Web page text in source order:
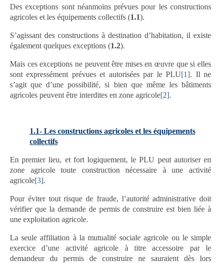
Des exceptions sont néanmoins prévues pour les constructions
agricoles et les équipements collectifs (1.1).
S’agissant des constructions à destination d’habitation, il existe
également quelques exceptions (1.2).
Mais ces exceptions ne peuvent être mises en œuvre que si elles
sont expressément prévues et autorisées par le PLU[1]. Il ne
s’agit que d’une possibilité, si bien que même les bâtiments
agricoles peuvent être interdites en zone agricole[2].
1.1- Les constructions agricoles et les équipements
collectifs
En premier lieu, et fort logiquement, le PLU peut autoriser en
zone agricole toute construction nécessaire à une activité
agricole[3].
Pour éviter tout risque de fraude, l’autorité administrative doit
vérifier que la demande de permis de construire est bien liée à
une exploitation agricole.
La seule affiliation à la mutualité sociale agricole ou le simple
exercice d’une activité agricole à titre accessoire par le
demandeur du permis de construire ne sauraient dès lors